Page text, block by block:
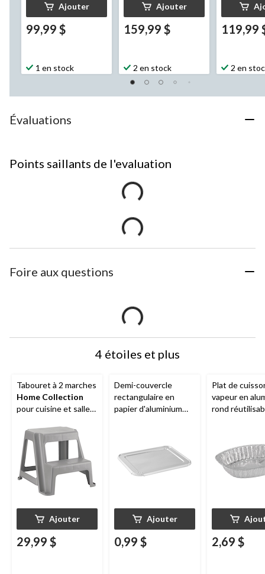
Ajouter
99,99 $
1 en stock
Ajouter
159,99 $
2 en stock
119,99
2 en
Évaluations
Points saillants de l'evaluation
Foire aux questions
4 étoiles et plus
Tabouret à 2 marches
Home Collection
pour cuisine et salle
gris, 16 po
Ajouter
29,99 $
Demi-couvercle
rectangulaire en
papier d'aluminium
cuisson/cuisson à la
vapeur
Ajouter
0,99 $
Plat de
vapeur en
rond
2,69 $